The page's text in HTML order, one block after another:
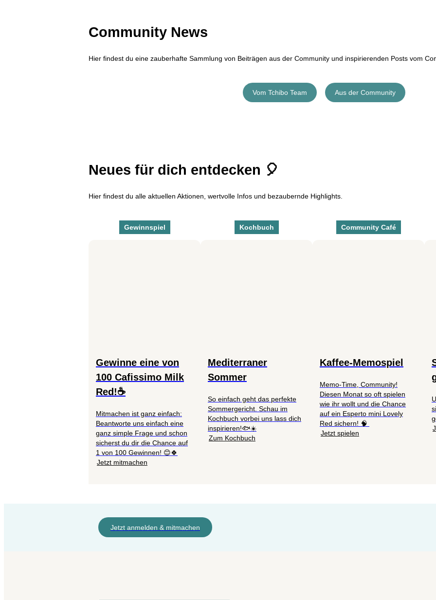
Community News
Hier findest du eine zauberhafte Sammlung von Beiträgen aus der Community und inspirierenden Posts vom
Vom Tchibo Team Aus der Community
Neues für dich entdecken 🎈
Hier findest du alle aktuellen Aktionen, wertvolle Infos und bezaubernde Highlights.
Gewinnspiel
Gewinne eine von
100 Cafissimo Milk
Red!☕
Mitmachen ist ganz einfach:
Beantworte uns einfach eine
ganz simple Frage und schon
sicherst du dir die Chance auf
1 von 100 Gewinnen! 😊🍀
Jetzt mitmachen
Kochbuch
Mediterraner
Sommer
So einfach geht das perfekte
Sommergericht. Schau im
Kochbuch vorbei uns lass dich
inspirieren!🐟☀️
Zum Kochbuch
Community Café
Kaffee-Memospiel
Memo-Time, Community!
Diesen Monat so oft spielen
wie ihr wollt und die Chance
auf ein Esperto mini Lovely
Red sichern! 🧠
Jetzt spielen
Jetzt anmelden & mitmachen